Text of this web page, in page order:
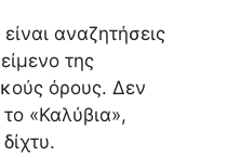
είναι αναζητήσεις
της
όρους. Δεν
«Καλύβια»,